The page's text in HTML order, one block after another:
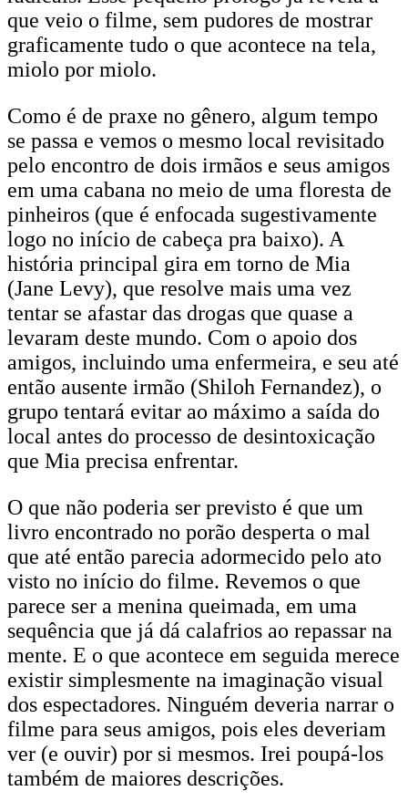
que veio o filme, sem pudores de mostrar
graficamente tudo o que acontece na tela,
miolo por miolo.
Como é de praxe no gênero, algum tempo
se passa e vemos o mesmo local revisitado
pelo encontro de dois irmãos e seus amigos
em uma cabana no meio de uma floresta de
pinheiros (que é enfocada sugestivamente
logo no início de cabeça pra baixo). A
história principal gira em torno de Mia
(Jane Levy), que resolve mais uma vez
tentar se afastar das drogas que quase a
levaram deste mundo. Com o apoio dos
amigos, incluindo uma enfermeira, e seu até
então ausente irmão (Shiloh Fernandez), o
grupo tentará evitar ao máximo a saída do
local antes do processo de desintoxicação
que Mia precisa enfrentar.
O que não poderia ser previsto é que um
livro encontrado no porão desperta o mal
que até então parecia adormecido pelo ato
visto no início do filme. Revemos o que
parece ser a menina queimada, em uma
sequência que já dá calafrios ao repassar na
mente. E o que acontece em seguida merece
existir simplesmente na imaginação visual
dos espectadores. Ninguém deveria narrar o
filme para seus amigos, pois eles deveriam
ver (e ouvir) por si mesmos. Irei poupá-los
também de maiores descrições.